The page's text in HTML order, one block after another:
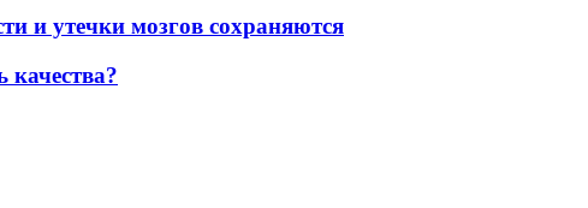
и утечки мозгов сохраняются